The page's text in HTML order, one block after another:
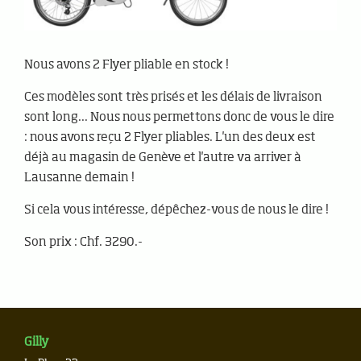
Nous avons 2 Flyer pliable en stock !
Ces modèles sont très prisés et les délais de livraison
sont long... Nous nous permettons donc de vous le dire
: nous avons reçu 2 Flyer pliables. L'un des deux est
déjà au magasin de Genève et l'autre va arriver à
Lausanne demain !
Si cela vous intéresse, dépêchez-vous de nous le dire !
Son prix : Chf. 3290.-
Gilly